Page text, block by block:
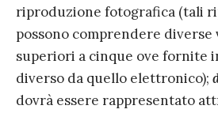
riproduzione fotografica (tali
possono comprendere diverse
superiori a cinque ove fornite
diverso da quello elettronico);
dovrà essere rappresentato